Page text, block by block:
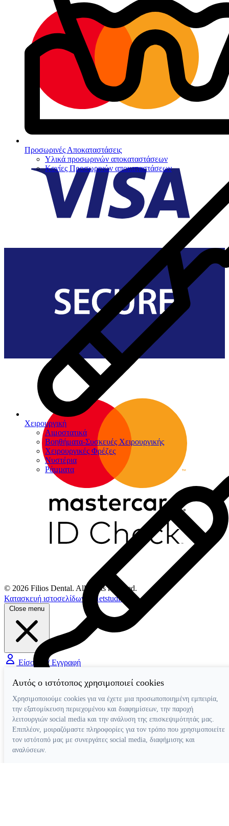
Προσωρινές Αποκαταστάσεις
Υλικά προσωρινών αποκαταστάσεων
Κονίες Προσωρινών αποκαταστάσεων
Χειρουργική
Αιμοστατικά
Βοηθήματα-Συσκευές Χειρουργικής
Χειρουργικές Φρέζες
Νυστέρια
Ράµµατα
Διάφορα Βοηθήματα
© 2026 Filios Dental. All rights reserved.
Κατασκευή ιστοσελίδων
Netstudio
Close menu
Είσοδος / Εγγραφή
Αυτός ο ιστότοπος χρησιμοποιεί cookies
Χρησιμοποιούμε cookies για να έχετε μια προσωποποιημένη εμπειρία,
την εξατομίκευση περιεχομένου και διαφημίσεων, την παροχή
λειτουργιών social media και την ανάλυση της επισκεψιμότητάς μας.
Επιπλέον, μοιραζόμαστε πληροφορίες για τον τρόπο που χρησιμοποιείτε
τον ιστότοπό μας με συνεργάτες social media, διαφήμισης και
αναλύσεων.